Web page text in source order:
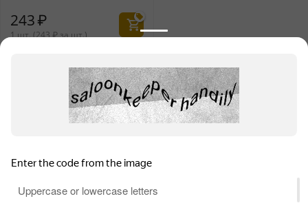
243₽
1 шт. (243₽за шт.)
Информация для продавцов
Покупательский сервис
Контакты